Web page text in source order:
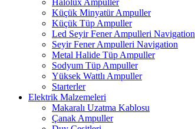
Küçük Minyatür Ampuller
Küçük Tüp Ampuller
Led Seyir Fener Ampulleri Navigation
Seyir Fener Ampulleri Navigation
Metal Halide Tüp Ampuller
Sodyum Tüp Ampuller
Yüksek Wattlı Ampuller
Starterler
Elektrik Malzemeleri
Makaralı Uzatma Kablosu
Çanak Ampuller